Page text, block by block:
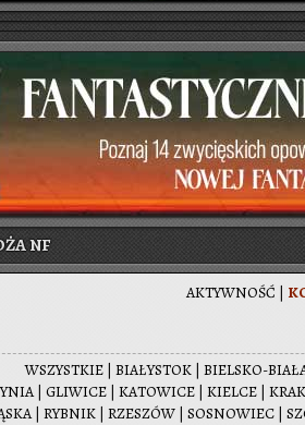
NF
AK­TYW­NOŚĆ |
WSZYST­KIE | BIA­ŁY­STOK | BIEL­SKO-
| GLI­WI­CE | KA­TO­WI­CE | KIEL­CE |
| RYB­NIK | RZE­SZÓW | SO­SNO­WIEC |